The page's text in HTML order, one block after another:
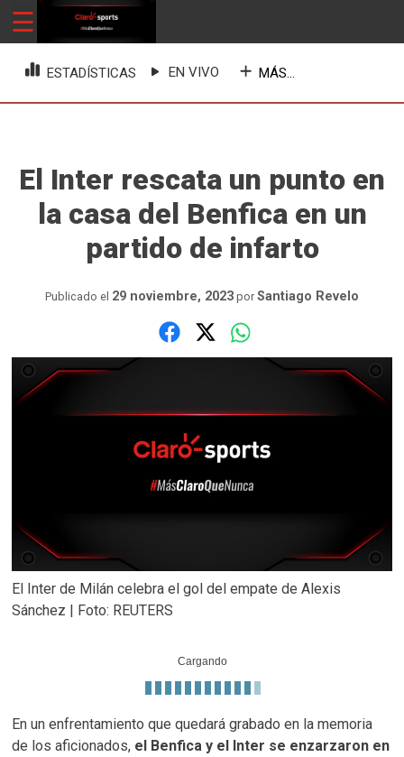
Skip
☰
ClaroSports
Más Claro que nunca
ESTADÍSTICAS EN VIVO MÁS...
El Inter rescata un punto en
la casa del Benfica en un
partido de infarto
Publicado el 29 noviembre, 2023 por Santiago Revelo
El Inter de Milán celebra el gol del empate de Alexis
Sánchez | Foto: REUTERS
Cargando
En un enfrentamiento que quedará grabado en la memoria
de los aficionados, el Benfica y el Inter se enzarzaron en